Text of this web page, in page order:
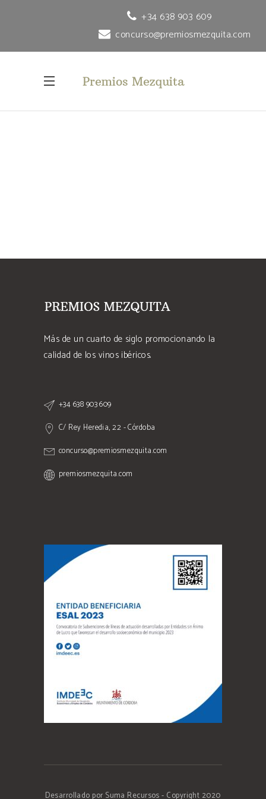
+34 638 903 609
concurso@premiosmezquita.com
Más de un cuarto de siglo promocionando la
calidad de los vinos ibéricos.
+34 638 903 609
C/ Rey Heredia, 22 - Córdoba
concurso@premiosmezquita.com
premiosmezquita.com
Desarrollado por Suma Recursos- Copyright 2020